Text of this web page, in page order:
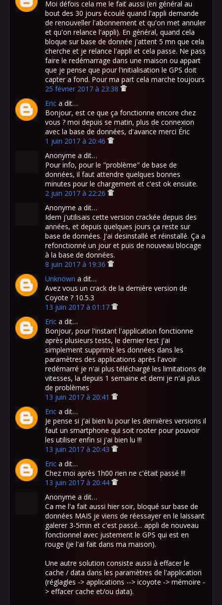
Moi défois cela me le fait aussi (en général au
bout des 30 jours écoulé quand l'appli demande
de renouveller l'abonnement et qu'on met annuler
et qu'on relance l'appli). En général, quand cela
bloque sur base de donnée j'attent 5 mn que cela
cherche et je relance l'appli et cela passe. Ne pass
faire le redémarrage dans une maison ou appart
que je pense que pour l'initialisation le GPS doit
capter a fond. Pour ma part cela marche toujours
25 février 2017 à 23:38
Eric a dit…
Bonjour, est ce que ça fonctionne encore chez
vous ? moi depuis se matin, plus de connexion
avec la base de données, d'avance merci Éric
1 juin 2017 à 20:46
Anonyme a dit…
Pour info, pour le "problème" de base de
données, il faut attendre quelques bonnes
minutes pour le chargement et c'est ok ensuite.
2 juin 2017 à 22:26
Anonyme a dit…
Idem j'utilisais cette version crackée depuis des
années, et depuis quelques jours ça reste sur
base de données. J'ai desinstallé et réinstallé. Ça a
refonctionné un jour et puis de nouveau blocage
à la base de données.
8 juin 2017 à 19:36
Unknown a dit…
Avez vous un crack de la dernière version de
Coyote ? 10.5.3
13 juin 2017 à 01:17
Eric a dit…
Bonjour, pour l'instant l'application fonctionne
après plusieurs tests, le dernier test j'ai
simplement supprimé les données dans les
paramètres des applications après l'avoir
redémarré je n'ai plus téléchargé les limitations de
vitesses, la depuis 1 semaine et demi je n'ai plus
de problèmes
13 juin 2017 à 20:41
Eric a dit…
Je pense si j'ai bien lu pour les dernières versions il
faut un smartphone qui soit rooter pour pouvoir
les utiliser enfin si j'ai bien lu !!!
13 juin 2017 à 20:43
Eric a dit…
Chez moi après 1h00 rien ne c'était passé !!!
13 juin 2017 à 20:44
Anonyme a dit…
Ca me l'a fait aussi hier soir, bloqué sur base de
données MAIS je viens de réessayer en le laissant
galerer 3-5min et c'est passé... appli de nouveau
fonctionnel avec justement le GPS qui est en
rouge (je l'ai fait dans ma maison).
Une autre solution consiste aussi à effacer le
cache / data dans les paramètres de l'application
(réglagles -> applications --> icoyote -> mémoire -
> effacer cache et/ou data).